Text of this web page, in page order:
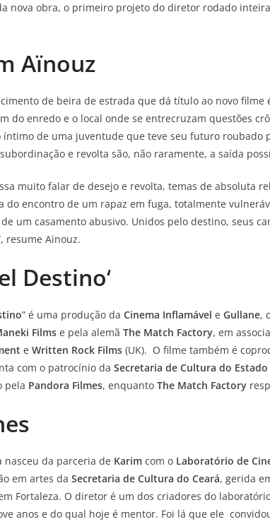
nova obra, o primeiro projeto do diretor rodado
Aïnouz
de beira de estrada que dá título ao novo filme
do enredo e o local onde se entrecruzam questões
de uma juventude que teve seu futuro roubado
e revolta são, não raramente, a saída
muito falar de desejo e revolta, temas de absoluta
do encontro de um rapaz em fuga, totalmente
um casamento abusivo. Unidos pelo destino, seus
resume Aïnouz.
Destino‘
” é uma produção da Cinema Inflamável e Gullane,
Films e pela alemã The Match Factory, em
e Written Rock Films (UK). O filme também é
com o patrocínio da Secretaria de Cultura do Estado
pela Pandora Filmes, enquanto The Match Factory
nasceu da parceria de Karim com o Laboratório de
em artes da Secretaria de Cultura do Ceará, gerida
Fortaleza. O diretor é um dos criadores do
anos e do qual hoje é mentor. Foi lá que ele